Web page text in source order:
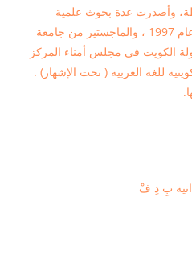
وأصدرت عدة بحوث علمية
منشورة في مجال تعليم اللغة العربية. خريج جامعة الكويت عام 1997 ، والماجستير من جامعة
الأردنية الهاشمية عام 2008. وأمثل دولة الكويت في مجلس أمناء المركز
للغة العربية ( تحت الإشهار) .
بِ دِ فْ